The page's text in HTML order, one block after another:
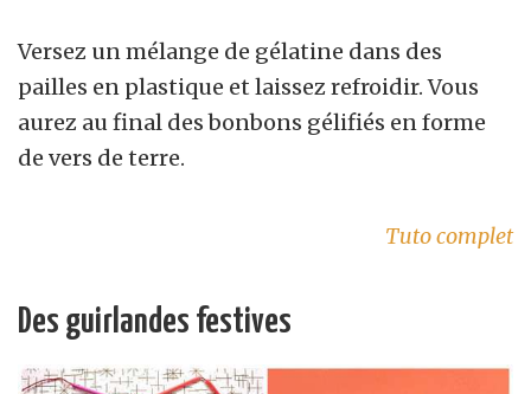
Versez un mélange de gélatine dans des
pailles en plastique et laissez refroidir. Vous
aurez au final des bonbons gélifiés en forme
de vers de terre.
Tuto complet
Des guirlandes festives